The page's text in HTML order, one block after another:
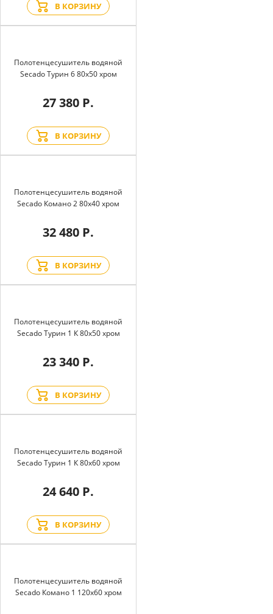
В КОРЗИНУ
Полотенцесушитель водяной
Secado Турин 6 80x50 хром
27 380 Р.
В КОРЗИНУ
Полотенцесушитель водяной
Secado Комано 2 80x40 хром
32 480 Р.
В КОРЗИНУ
Полотенцесушитель водяной
Secado Турин 1 К 80x50 хром
23 340 Р.
В КОРЗИНУ
Полотенцесушитель водяной
Secado Турин 1 К 80x60 хром
24 640 Р.
В КОРЗИНУ
Полотенцесушитель водяной
Secado Комано 1 120x60 хром